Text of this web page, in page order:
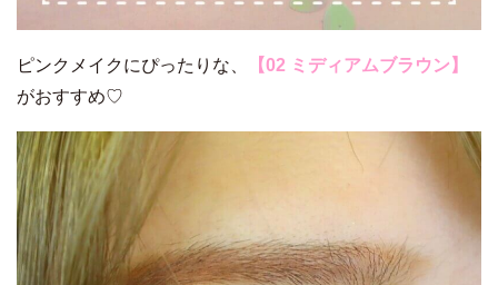
ピンクメイクにぴったりな、
【02 ミディアムブラウン】
がおすすめ♡